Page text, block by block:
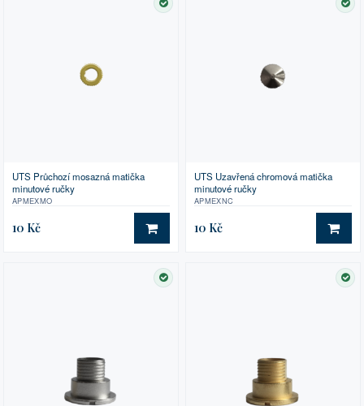
SKLADEM
UTS Průchozí mosazná matička
minutové ručky
APMEXMO
10 Kč DO KOŠÍKU
UTS Uzavřená chromová matička
minutové ručky
APMEXNC
10 Kč DO
SKLADEM